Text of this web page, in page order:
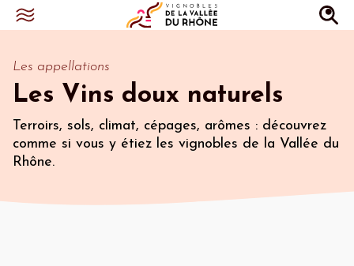
Les appellations
Les Vins doux naturels
Terroirs, sols, climat, cépages, arômes : découvrez
comme si vous y étiez les vignobles de la Vallée du
Rhône.